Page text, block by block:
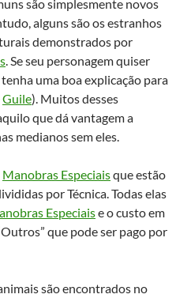
são simplesmente novos
alguns são os estranhos
demonstrados por
. Se seu personagem quiser
uma boa explicação para
Guile). Muitos desses
que dá vantagem a
medianos sem eles.
Manobras Especiaisque estão
por Técnica. Todas elas
Especiaise o custo em
que pode ser pago por
são encontrados no